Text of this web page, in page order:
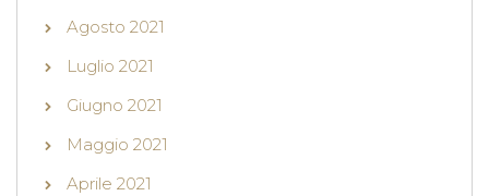
Agosto 2021
Luglio 2021
Giugno 2021
Maggio 2021
Aprile 2021